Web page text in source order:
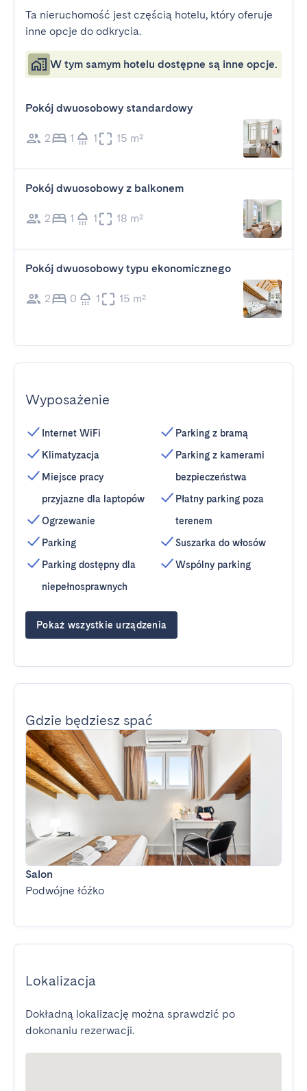
Ta nieruchomość jest częścią hotelu, który oferuje
inne opcje do odkrycia.
W tym samym hotelu dostępne są inne opcje.
Pokój dwuosobowy standardowy
2 1 1 15 m²
Pokój dwuosobowy z balkonem
2 1 1 18 m²
Pokój dwuosobowy typu ekonomicznego
2 0 1 15 m²
Wyposażenie
Internet WiFi
Klimatyzacja
Miejsce pracy
przyjazne dla laptopów
Ogrzewanie
Parking
Parking dostępny dla
niepełnosprawnych
Parking z bramą
Parking z kamerami
bezpieczeństwa
Płatny parking poza
terenem
Suszarka do włosów
Wspólny parking
Pokaż wszystkie urządzenia
Gdzie będziesz spać
Salon
Podwójne łóżko
Lokalizacja
Dokładną lokalizację można sprawdzić po
dokonaniu rezerwacji.